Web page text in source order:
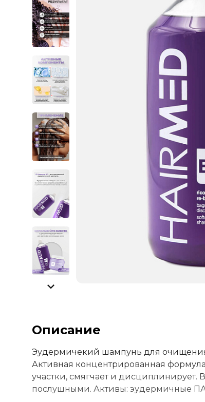
Описание
Эудермичекий шампунь для очищения
Активная концентрированная
участки, смягчает и дисциплинирует.
послушными. Активы: эудермичные